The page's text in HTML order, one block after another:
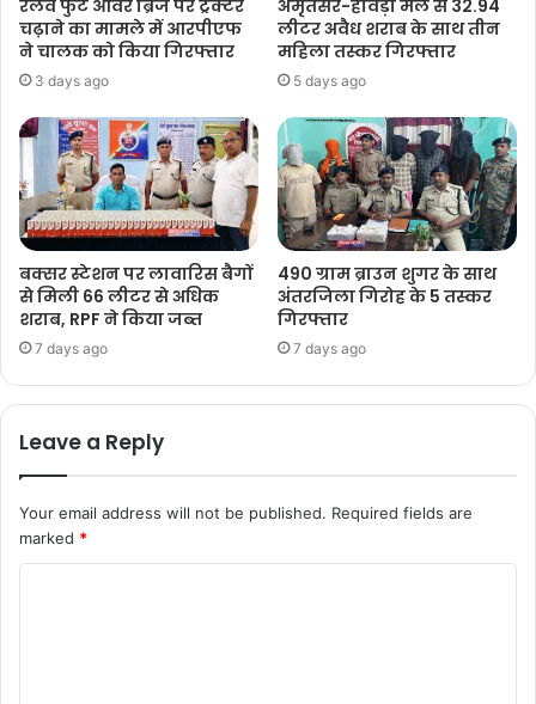
रेलवे फुट ओवर ब्रिज पर ट्रैक्टर
चढ़ाने का मामले में आरपीएफ
ने चालक को किया गिरफ्तार
3 days ago
अमृतसर-हावड़ा मेल से 32.94
लीटर अवैध शराब के साथ तीन
महिला तस्कर गिरफ्तार
5 days ago
बक्सर स्टेशन पर लावारिस बैगों
से मिली 66 लीटर से अधिक
शराब, RPF ने किया जब्त
7 days ago
490 ग्राम ब्राउन शुगर के साथ
अंतरजिला गिरोह के 5 तस्कर
गिरफ्तार
7 days ago
Leave a Reply
Your email address will not be published. Required fields are
marked *